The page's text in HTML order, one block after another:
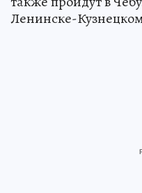
Ленинске-